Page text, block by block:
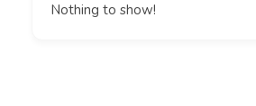
Nothing to show!